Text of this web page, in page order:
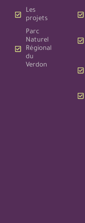
Les
projets
Parc
Naturel
Régional
du
Verdon